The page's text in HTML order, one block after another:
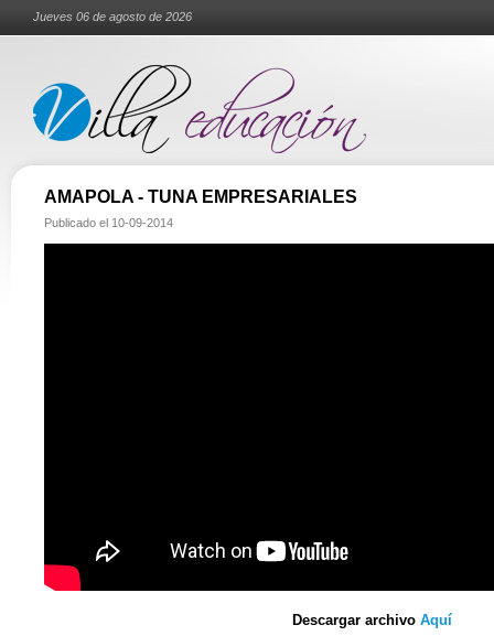
Jueves 06 de agosto de 2026
AMAPOLA - TUNA EMPRESARIALES
Publicado el 10-09-2014
Descargar archivo Aquí